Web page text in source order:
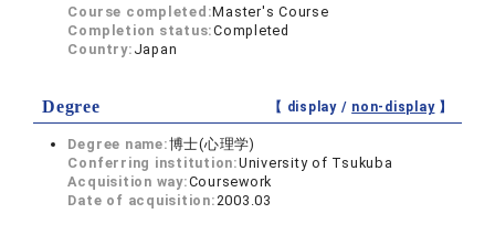
Course completed:Master's Course
Completion status:Completed
Country: Japan
Degree 【 display / non-display】
Degree name:博士(心理学)
Conferring institution:University of Tsukuba
Acquisition way:Coursework
Date of acquisition: 2003.03